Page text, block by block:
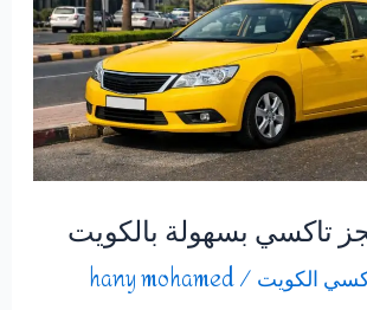
تاكسي بسهولة بالكويت
الكويت/
hany mohamed